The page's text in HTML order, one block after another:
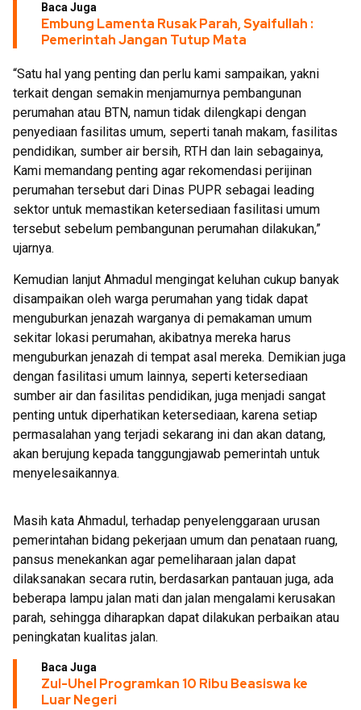
Baca Juga
Embung Lamenta Rusak Parah, Syaifullah :
Pemerintah Jangan Tutup Mata
“Satu hal yang penting dan perlu kami sampaikan, yakni
terkait dengan semakin menjamurnya pembangunan
perumahan atau BTN, namun tidak dilengkapi dengan
penyediaan fasilitas umum, seperti tanah makam, fasilitas
pendidikan, sumber air bersih, RTH dan lain sebagainya,
Kami memandang penting agar rekomendasi perijinan
perumahan tersebut dari Dinas PUPR sebagai leading
sektor untuk memastikan ketersediaan fasilitasi umum
tersebut sebelum pembangunan perumahan dilakukan,”
ujarnya.
Kemudian lanjut Ahmadul mengingat keluhan cukup banyak
disampaikan oleh warga perumahan yang tidak dapat
menguburkan jenazah warganya di pemakaman umum
sekitar lokasi perumahan, akibatnya mereka harus
menguburkan jenazah di tempat asal mereka. Demikian juga
dengan fasilitasi umum lainnya, seperti ketersediaan
sumber air dan fasilitas pendidikan, juga menjadi sangat
penting untuk diperhatikan ketersediaan, karena setiap
permasalahan yang terjadi sekarang ini dan akan datang,
akan berujung kepada tanggungjawab pemerintah untuk
menyelesaikannya.
Masih kata Ahmadul, terhadap penyelenggaraan urusan
pemerintahan bidang pekerjaan umum dan penataan ruang,
pansus menekankan agar pemeliharaan jalan dapat
dilaksanakan secara rutin, berdasarkan pantauan juga, ada
beberapa lampu jalan mati dan jalan mengalami kerusakan
parah, sehingga diharapkan dapat dilakukan perbaikan atau
peningkatan kualitas jalan.
Baca Juga
Zul-Uhel Programkan 10 Ribu Beasiswa ke
Luar Negeri